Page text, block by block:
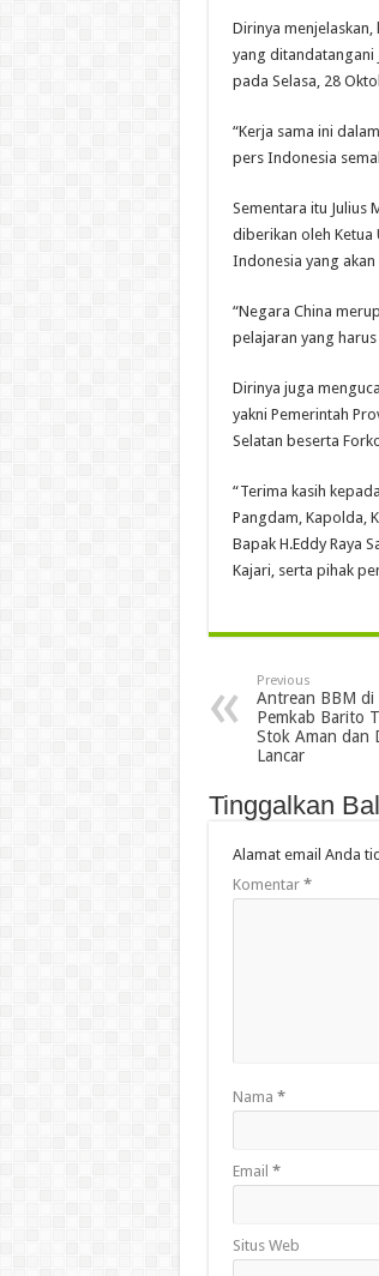
Dirinya
yang ditandatangani
pada Selasa, 28
“Kerja sama ini
pers Indonesia
Sementara itu Julius
diberikan oleh Ketua
Indonesia yang
“Negara China
pelajaran yang
Dirinya juga
yakni Pemerintah
Selatan beserta
“Terima kasih
Pangdam, Kapolda,
Bapak H.Eddy Raya
Kajari, serta pihak
Previous
Antrean BBM di
Pemkab Barito
Stok Aman dan
Lancar
Tinggalkan
Alamat email Anda
Komentar *
Nama *
Email *
Situs Web